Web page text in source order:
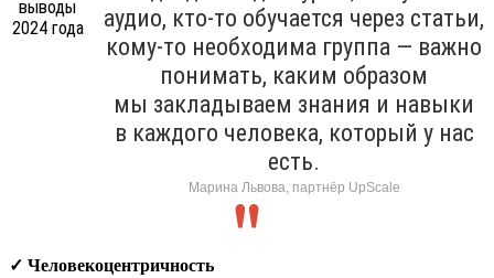
аудио, кто-то обучается через статьи,
кому-то необходима группа — важно
понимать, каким образом
мы закладываем знания и навыки
в каждого человека, который у нас
есть.
Марина Львова, партнёр UpScale
✓ Человекоцентричность